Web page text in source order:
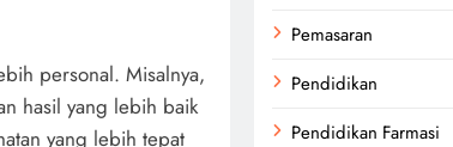
personal. Misalnya,
hasil yang lebih baik
yang lebih tepat
Pemasaran
Pendidikan
Pendidikan Farmasi